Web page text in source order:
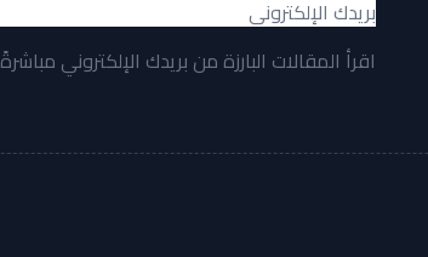
اقرأ المقالات البارزة من بريدك الإلكتروني مباشرةً